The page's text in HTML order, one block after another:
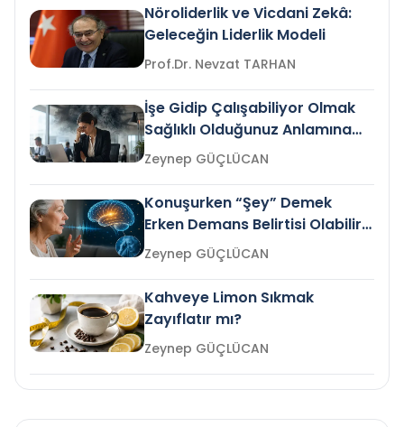
Nöroliderlik ve Vicdani Zekâ:
Geleceğin Liderlik Modeli
Prof.Dr. Nevzat TARHAN
İşe Gidip Çalışabiliyor Olmak
Sağlıklı Olduğunuz Anlamına
Gelir mi?Zeynep GÜÇLÜCAN
Konuşurken “Şey” Demek
Erken Demans Belirtisi Olabilir
mi?
Zeynep GÜÇLÜCAN
Kahveye Limon Sıkmak
Zayıflatır mı?
Zeynep GÜÇLÜCAN